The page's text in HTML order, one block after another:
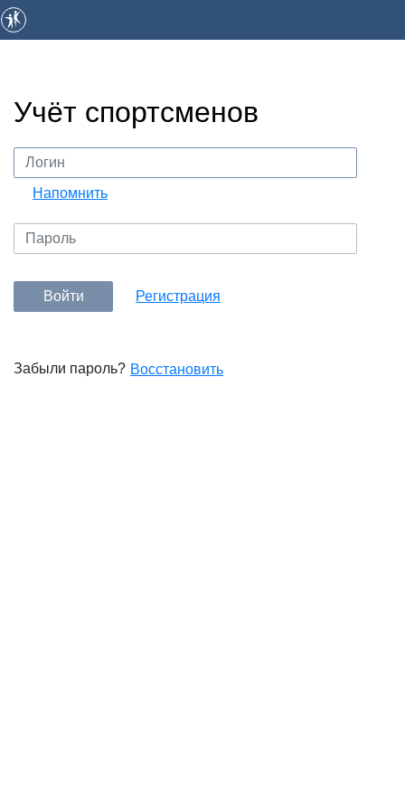
Учёт спортсменов
Напомнить
Войти Регистрация
Забыли пароль? Восстановить